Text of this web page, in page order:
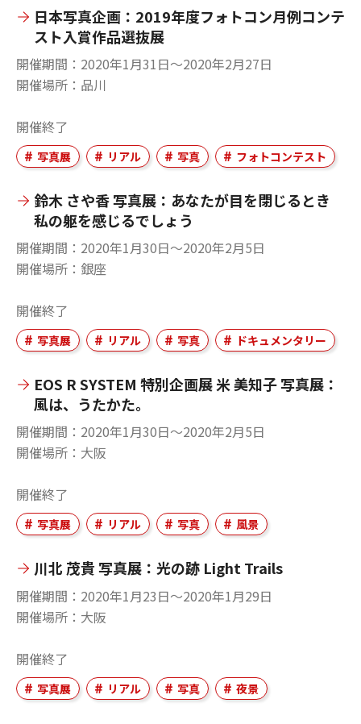
日本写真企画：2019年度フォトコン月例コンテ
スト入賞作品選抜展
開催期間
2020年1月31日〜2020年2月27日
開催場所
品川
開催終了
写真展 リアル 写真 フォトコンテスト
鈴木 さや香 写真展：あなたが目を閉じるとき
私の躯を感じるでしょう
開催期間
2020年1月30日〜2020年2月5日
開催場所
銀座
開催終了
写真展 リアル 写真 ドキュメンタリー
EOS R SYSTEM 特別企画展 米 美知子 写真展：
風は、うたかた。
開催期間
2020年1月30日〜2020年2月5日
開催場所
大阪
開催終了
写真展 リアル 写真 風景
川北 茂貴 写真展：光の跡 Light Trails
開催期間
2020年1月23日〜2020年1月29日
開催場所
大阪
開催終了
写真展 リアル 写真 夜景